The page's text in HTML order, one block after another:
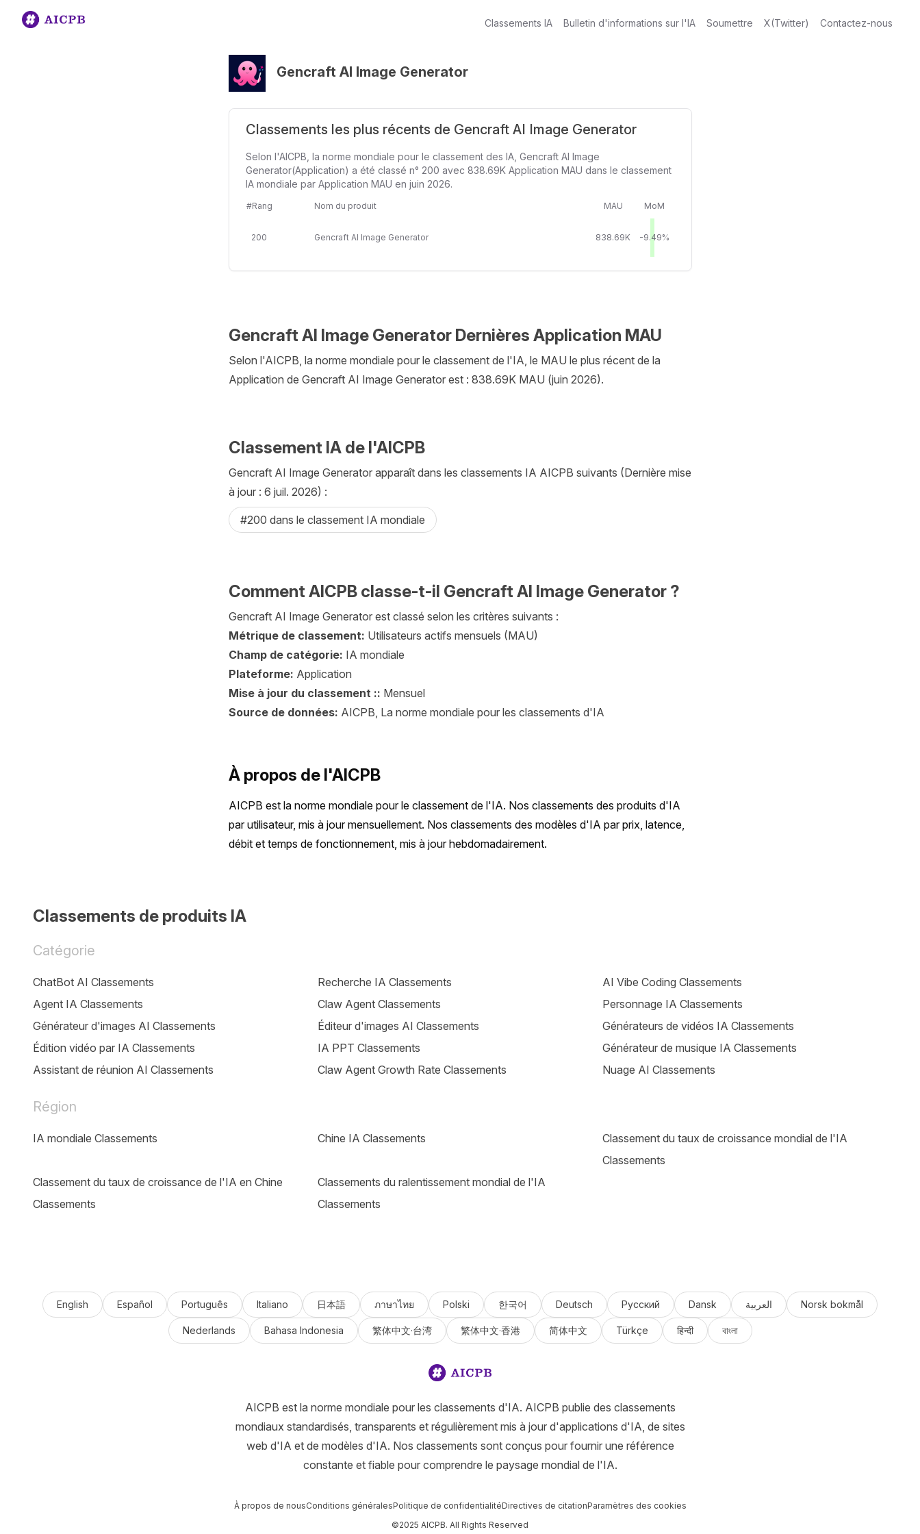
Classements IA Bulletin d'informations sur l'IA Soumettre X(Twitter) Contactez-nous
Gencraft AI Image Generator
Classements les plus récents de Gencraft AI Image Generator
Selon l'AICPB, la norme mondiale pour le classement des IA, Gencraft AI Image
Generator(Application) a été classé n° 200 avec 838.69K Application MAU dans le classement
IA mondiale par Application MAU en juin 2026.
#Rang Nom du produit MAU MoM
200 Gencraft AI Image Generator 838.69K -9.49%
Gencraft AI Image Generator Dernières Application MAU
Selon l'AICPB, la norme mondiale pour le classement de l'IA, le MAU le plus récent de la
Application de Gencraft AI Image Generator est : 838.69K MAU (juin 2026).
Classement IA de l'AICPB
Gencraft AI Image Generator apparaît dans les classements IA AICPB suivants (Dernière mise
à jour : 6 juil. 2026) :
#200 dans le classement IA mondiale
Comment AICPB classe-t-il Gencraft AI Image Generator ?
Gencraft AI Image Generator est classé selon les critères suivants :
Métrique de classement: Utilisateurs actifs mensuels (MAU)
Champ de catégorie: IA mondiale
Plateforme: Application
Mise à jour du classement :: Mensuel
Source de données: AICPB, La norme mondiale pour les classements d'IA
À propos de l'AICPB
AICPB est la norme mondiale pour le classement de l'IA. Nos classements des produits d'IA
par utilisateur, mis à jour mensuellement. Nos classements des modèles d'IA par prix, latence,
débit et temps de fonctionnement, mis à jour hebdomadairement.
Classements de produits IA
Catégorie
ChatBot AI Classements Recherche IA Classements
AI Vibe Coding Classements
Agent IA Classements
Claw Agent Classements
Personnage IA Classements
Générateur d'images AI Classements
Éditeur d'images AI Classements
Générateurs de vidéos IA Classements
Édition vidéo par IA Classements
IA PPT Classements
Générateur de musique IA Classements
Assistant de réunion AI Classements
Claw Agent Growth Rate Classements Nuage AI Classements
Région
IA mondiale Classements Chine IA Classements
Classement du taux de croissance mondial de l'IA
Classements
Classement du taux de croissance de l'IA en Chine
Classements
Classements du ralentissement mondial de l'IA
Classements
English Español Português Italiano 日本語 ภาษาไทย Polski 한국어 Deutsch Русский Dansk العربية Norsk bokmål
Nederlands Bahasa Indonesia 繁体中文·台湾 繁体中文·香港 简体中文 Türkçe हिन्दी বাংলা
AICPB est la norme mondiale pour les classements d'IA. AICPB publie des classements
mondiaux standardisés, transparents et régulièrement mis à jour d'applications d'IA, de sites
web d'IA et de modèles d'IA. Nos classements sont conçus pour fournir une référence
constante et fiable pour comprendre le paysage mondial de l'IA.
À propos de nousConditions généralesPolitique de confidentialitéDirectives de citationParamètres des cookies
©2025 AICPB. All Rights Reserved